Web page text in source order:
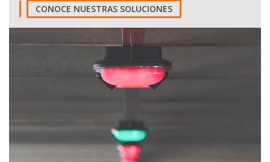
CONOCE NUESTRAS SOLUCIONES